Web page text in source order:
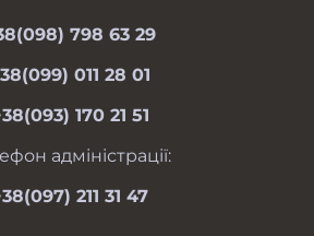
798 63 29
011 28 01
170 21 51
адміністрації:
211 31 47